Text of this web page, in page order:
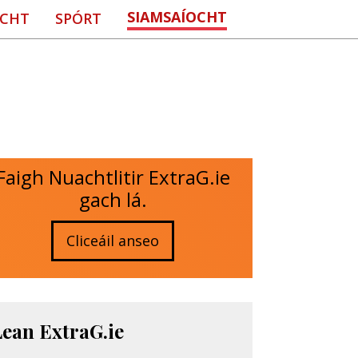
SPÓRT SIAMSAÍOCHT
Nuachtlitir ExtraG.ie
gach lá.
Cliceáil anseo
ExtraG.ie